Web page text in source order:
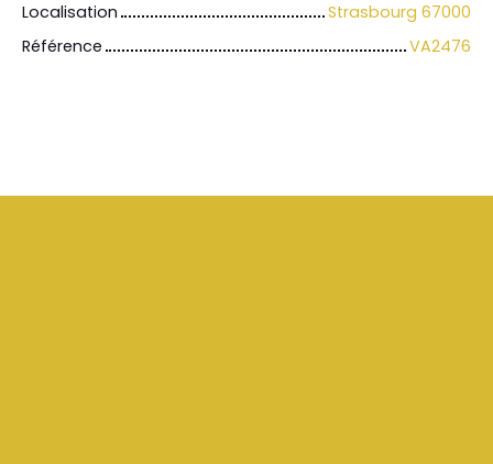
Localisation
Strasbourg 67000
Référence
VA2476